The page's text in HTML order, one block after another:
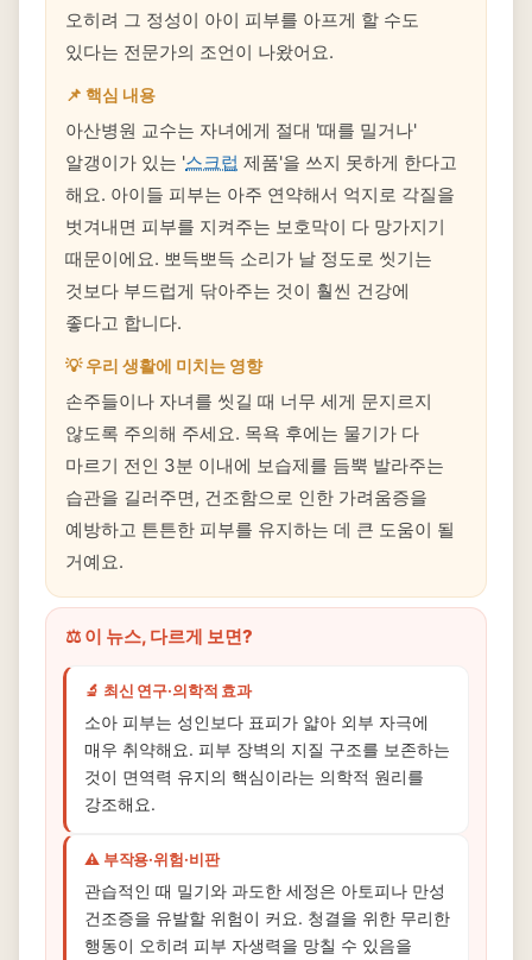
오히려 그 정성이 아이 피부를 아프게 할 수도
있다는 전문가의 조언이 나왔어요.
📌 핵심 내용
아산병원 교수는 자녀에게 절대 '때를 밀거나'
알갱이가 있는 '스크럽 제품'을 쓰지 못하게 한다고
해요. 아이들 피부는 아주 연약해서 억지로 각질을
벗겨내면 피부를 지켜주는 보호막이 다 망가지기
때문이에요. 뽀득뽀득 소리가 날 정도로 씻기는
것보다 부드럽게 닦아주는 것이 훨씬 건강에
좋다고 합니다.
💡 우리 생활에 미치는 영향
손주들이나 자녀를 씻길 때 너무 세게 문지르지
않도록 주의해 주세요. 목욕 후에는 물기가 다
마르기 전인 3분 이내에 보습제를 듬뿍 발라주는
습관을 길러주면, 건조함으로 인한 가려움증을
예방하고 튼튼한 피부를 유지하는 데 큰 도움이 될
거예요.
⚖️ 이 뉴스, 다르게 보면?
🔬 최신 연구·의학적 효과
소아 피부는 성인보다 표피가 얇아 외부 자극에
매우 취약해요. 피부 장벽의 지질 구조를 보존하는
것이 면역력 유지의 핵심이라는 의학적 원리를
강조해요.
⚠️ 부작용·위험·비판
관습적인 때 밀기와 과도한 세정은 아토피나 만성
건조증을 유발할 위험이 커요. 청결을 위한 무리한
행동이 오히려 피부 자생력을 망칠 수 있음을